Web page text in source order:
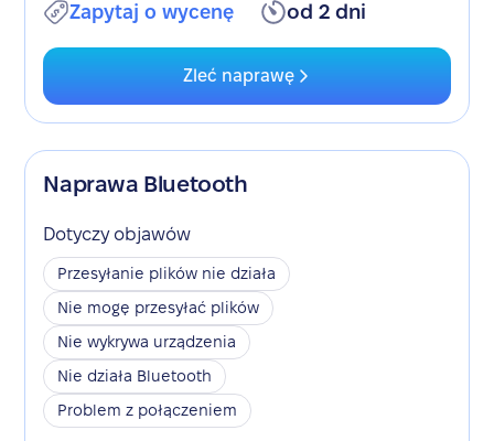
Zapytaj o wycenę od 2 dni
Zleć naprawę
Naprawa Bluetooth
Dotyczy objawów
Przesyłanie plików nie działa
Nie mogę przesyłać plików
Nie wykrywa urządzenia
Nie działa Bluetooth
Problem z połączeniem